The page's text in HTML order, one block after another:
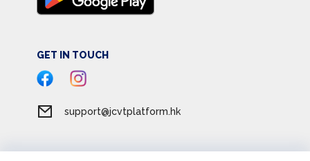
GET IN TOUCH
support@jcvtplatform.hk